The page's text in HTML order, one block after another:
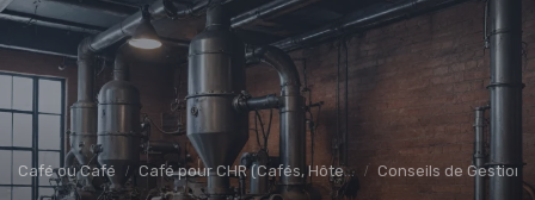
Café ou Café Café pour CHR (Cafés, Hôtels, Restaurants) Conseils de Gestion